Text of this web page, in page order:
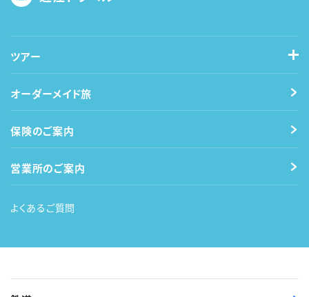
ツアー
オーダーメイド旅
保険のご案内
営業所のご案内
よくあるご質問